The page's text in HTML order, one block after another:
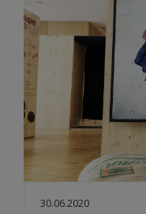
30.06.2020